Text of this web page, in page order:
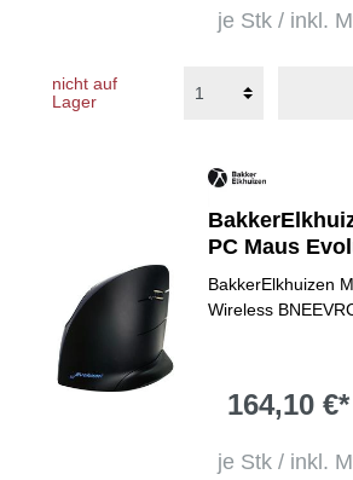
je Stk / inkl.
nicht auf
Lager
PC Maus
Wireless
BakkerElkhuizen
Wireless
164,10 €*
je Stk / inkl.